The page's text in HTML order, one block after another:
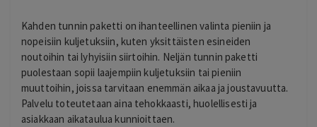
Kahden tunnin paketti on ihanteellinen valinta pieniin ja
nopeisiin kuljetuksiin, kuten yksittäisten esineiden
noutoihin tai lyhyisiin siirtoihin. Neljän tunnin paketti
puolestaan sopii laajempiin kuljetuksiin tai pieniin
muuttoihin, joissa tarvitaan enemmän aikaa ja joustavuutta.
Palvelu toteutetaan aina tehokkaasti, huolellisesti ja
asiakkaan aikataulua kunnioittaen.